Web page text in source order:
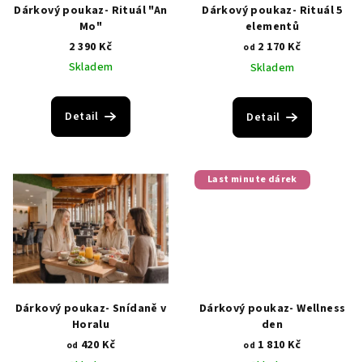
Dárkový poukaz- Rituál "An
Mo"
2 390 Kč
Skladem
Detail
Dárkový poukaz- Rituál 5
elementů
od 2 170 Kč
Skladem
Detail
Dárkový poukaz- Snídaně v
Horalu
od 420 Kč
Last minute dárek
Dárkový poukaz- Wellness
den
od 1 810 Kč